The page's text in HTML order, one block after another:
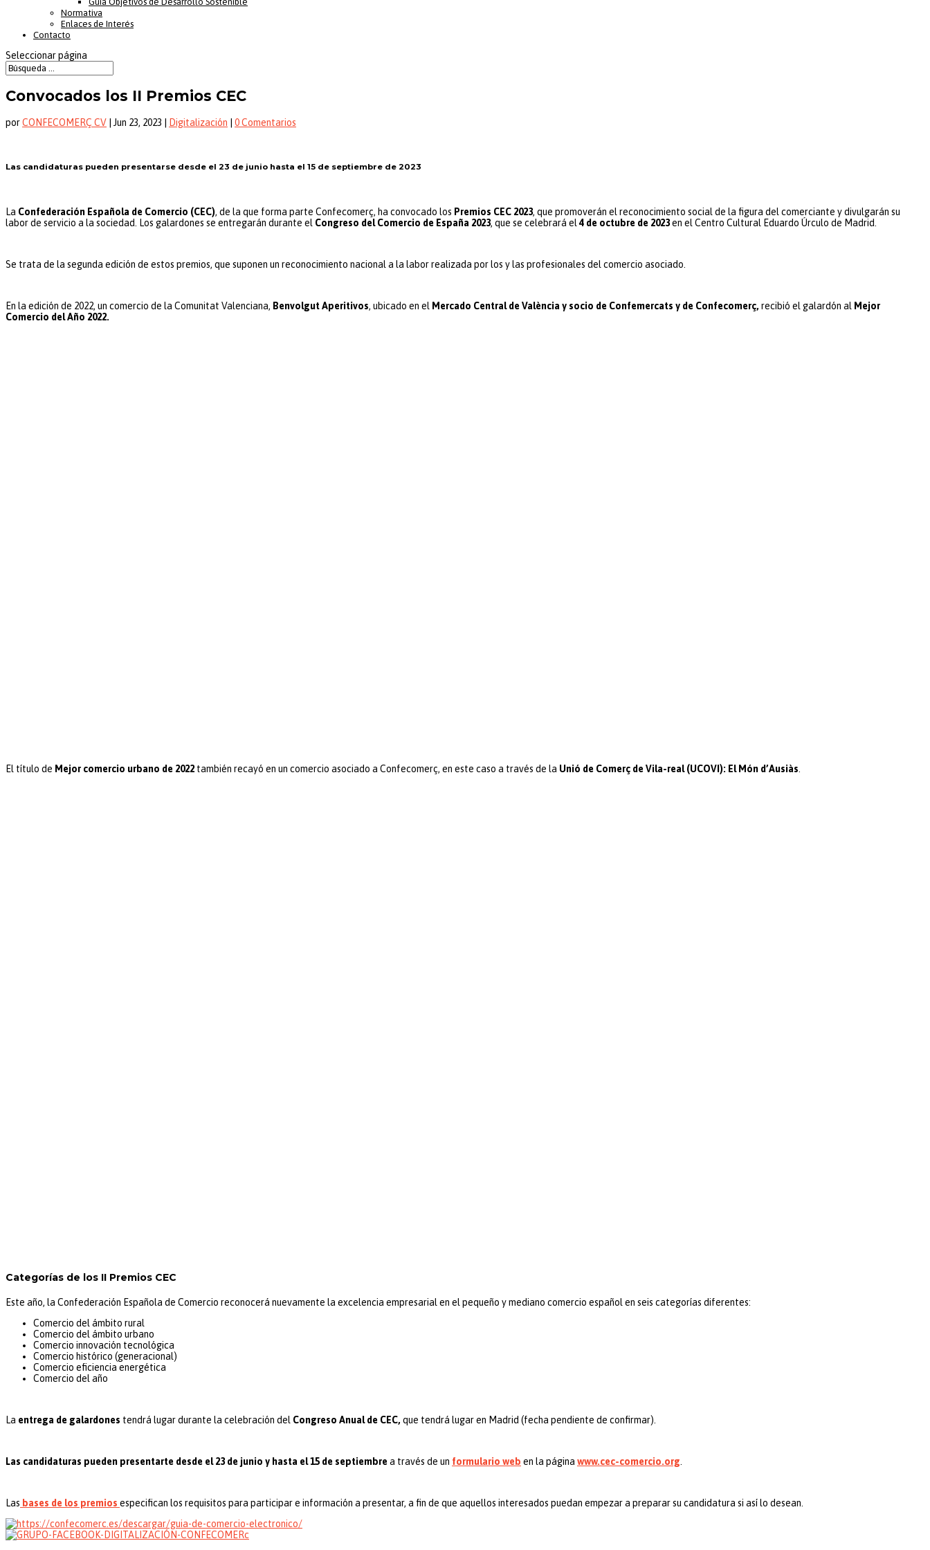
Normativa
Enlaces de Interés
Contacto
Seleccionar página
Convocados los II Premios CEC
porCONFECOMERÇ CV Jun 23, 2023 Digitalización 0 Comentarios
Las candidaturas pueden presentarse desde el 23 de junio hasta el 15 de septiembre de 2023
La Confederación Española de Comercio (CEC), de la que forma parte Confecomerç, ha convocado los Premios CEC 2023, que promoverán el reconocimiento social de la figura del comerciante y divulgarán su
labor de servicio a la sociedad. Los galardones se entregarán durante el Congreso del Comercio de España 2023, que se celebrará el4 de octubre de 2023en el Centro Cultural Eduardo Úrculo de Madrid.
Se trata de la segunda edición de estos premios, que suponen un reconocimiento nacional a la labor realizada por los y las profesionales del comercio asociado.
En la edición de 2022, un comercio de la Comunitat Valenciana, Benvolgut Aperitivos, ubicado en el Mercado Central de València y socio de Confemercats y de Confecomerç, recibió el galardón al Mejor
Comercio del Año 2022.
El título de Mejor comercio urbano de 2022 también recayó en un comercio asociado a Confecomerç, en este caso a través de la Unió de Comerç de Vila-real (UCOVI): El Món d’Ausiàs
Categorías de los II Premios CEC
Este año, la Confederación Española de Comercio reconocerá nuevamente la excelencia empresarial en el pequeño y mediano comercio español en seis categorías diferentes:
Comercio del ámbito rural
Comercio del ámbito urbano
Comercio innovación tecnológica
Comercio histórico (generacional)
Comercio eficiencia energética
Comercio del año
La entrega de galardones tendrá lugar durante la celebración del Congreso Anual de CEC, que tendrá lugar en Madrid (fecha pendiente de confirmar).
Las candidaturas pueden presentarte desde el 23 de junio y hasta el 15 de septiembrea través de un formulario web en la página www.cec-comercio.org
Las bases de los premios especifican los requisitos para participar e información a presentar, a fin de que aquellos interesados puedan empezar a preparar su candidatura si así lo desean.